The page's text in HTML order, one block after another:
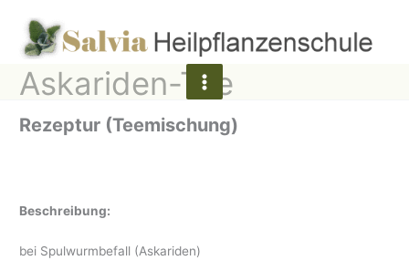
Inhalt
springen
Askariden-Tee
Rezeptur (Teemischung)
Beschreibung:
bei Spulwurmbefall (Askariden)